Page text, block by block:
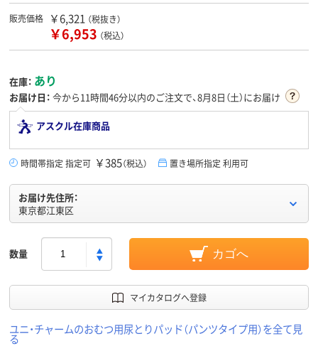
販売価格 ￥6,321 （税抜き）
￥6,953 （税込）
在庫： あり
お届け日： 今から11時間46分以内のご注文で、8月8日（土）にお届け
アスクル在庫商品
時間帯指定 指定可 ￥385（税込） 置き場所指定 利用可
お届け先住所：
東京都江東区
数量 カゴへ
マイカタログへ登録
ユニ・チャームのおむつ用尿とりパッド（パンツタイプ用）を全て見
る